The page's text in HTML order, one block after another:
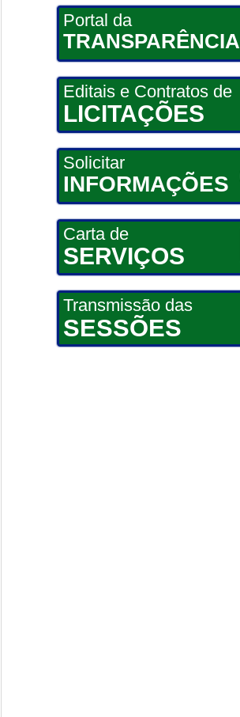
Portal da
TRANSPARÊNCIA
Editais e Contratos de
LICITAÇÕES
Solicitar
INFORMAÇÕES
Carta de
SERVIÇOS
Transmissão das
SESSÕES